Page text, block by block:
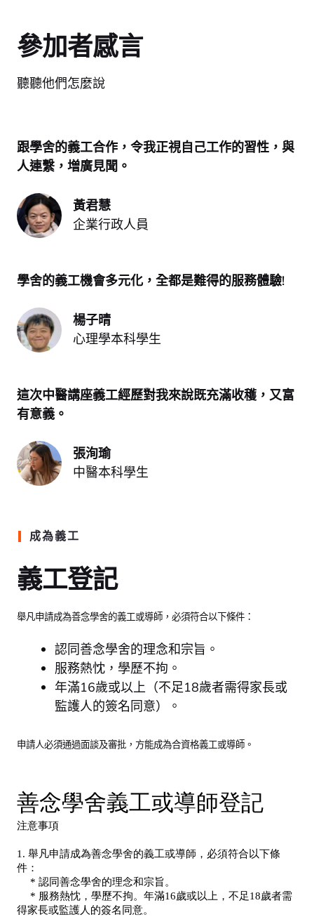
參加者感言
聽聽他們怎麼說
跟學舍的義工合作，令我正視自己工作的習性，與
人連繫，増廣見聞。
黃君慧
企業行政人員
學舍的義工機會多元化，全都是難得的服務體驗!
楊子晴
心理學本科學生
這次中醫講座義工經歷對我來說既充滿收穫，又富
有意義。
張洵瑜
中醫本科學生
成為義工
義工登記
舉凡申請成為善念學舍的義工或導師，必須符合以下條件：
認同善念學舍的理念和宗旨。
服務熱忱，學歷不拘。
年滿16歲或以上（不足18歲者需得家長或
監護人的簽名同意）。
申請人必須通過面談及審批，方能成為合資格義工或導師。